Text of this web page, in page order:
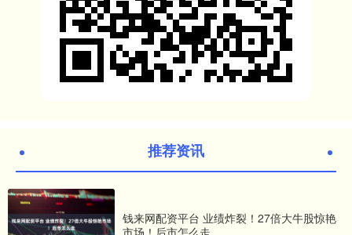
推荐资讯
钱来网配资平台 业绩炸裂！27倍大牛股惊艳
市场！后市怎么走